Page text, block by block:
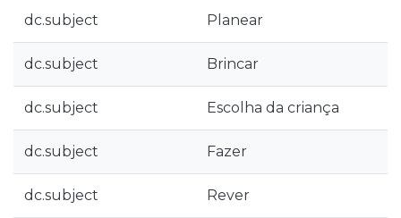
dc.subject Planear
dc.subject Brincar
dc.subject Escolha da criança
dc.subject Fazer
dc.subject Rever